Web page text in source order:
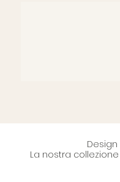
La nostra